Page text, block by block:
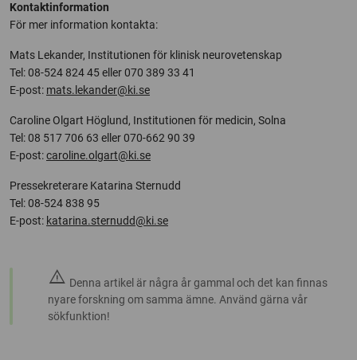
Kontaktinformation
För mer information kontakta:
Mats Lekander, Institutionen för klinisk neurovetenskap
Tel: 08-524 824 45 eller 070 389 33 41
E-post: mats.lekander@ki.se
Caroline Olgart Höglund, Institutionen för medicin, Solna
Tel: 08 517 706 63 eller 070-662 90 39
E-post:caroline.olgart@ki.se
Pressekreterare Katarina Sternudd
Tel: 08-524 838 95
E-post: katarina.sternudd@ki.se
warning Denna artikel är några år gammal och det kan finnas
nyare forskning om samma ämne. Använd gärna vår
sökfunktion!